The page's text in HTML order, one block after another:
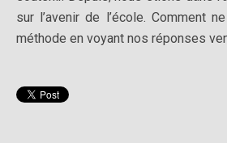
sur l’avenir de l’école. Comment
méthode en voyant nos réponses